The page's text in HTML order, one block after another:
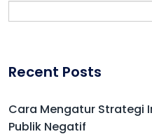
Recent Posts
Cara Mengatur Strategi
Publik Negatif